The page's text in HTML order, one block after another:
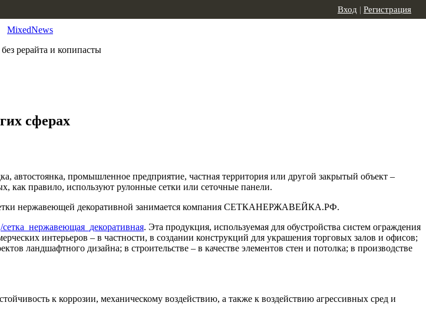
MixedNews
рерайта и копипасты
Вход | Регистрация
сферах
автостоянка, промышленное предприятие, частная территория или другой закрытый объект –
как правило, используют рулонные сетки или сеточные панели.
нержавеющей декоративной занимается компания СЕТКАНЕРЖАВЕЙКА.РФ.
/сетка_нержавеющая_декоративная. Эта продукция, используемая для обустройства систем ограждения
интерьеров – в частности, в создании конструкций для украшения торговых залов и офисов;
ландшафтного дизайна; в строительстве – в качестве элементов стен и потолка; в производстве
к коррозии, механическому воздействию, а также к воздействию агрессивных сред и